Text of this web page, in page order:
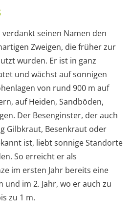
seinen Namen den
Zweigen, die früher zur
wurden. Er ist in ganz
und wächst auf sonnigen
von rund 900 m auf
auf Heiden, Sandböden,
Der Besenginster, der auch
Gilbkraut, Besenkraut oder
ist, liebt sonnige Standorte
So erreicht er als
im ersten Jahr bereits eine
und im 2. Jahr, wo er auch zu
zu 1 m.